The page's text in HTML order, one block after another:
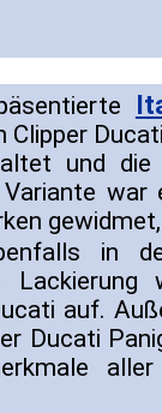
und die
in
auf.
Ducati
aller